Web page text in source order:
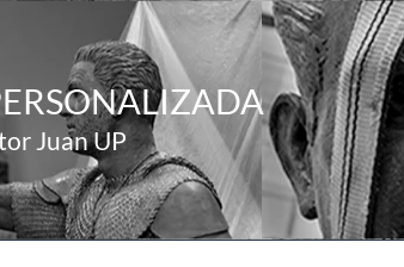
Juan UP